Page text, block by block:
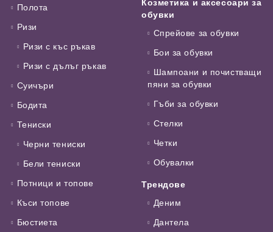
Полота
Ризи
Ризи с къс ръкав
Ризи с дълъг ръкав
Суичъри
Бодита
Тениски
Черни тениски
Бели тениски
Потници и топове
Къси топове
Бюстиета
Козметика и аксесоари за
обувки
Спрейове за обувки
Бои за обувки
Шампоани и почистващи
пяни за обувки
Гъби за обувки
Стелки
Четки
Обувалки
Трендове
Деним
Дантела